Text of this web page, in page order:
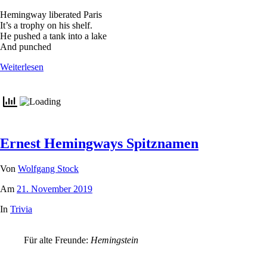
Hemingway liberated Paris
It’s a trophy on his shelf.
He pushed a tank into a lake
And punched
Weiterlesen
Ernest Hemingways Spitznamen
Von Wolfgang Stock
Am 21. November 2019
In Trivia
Für alte Freunde: Hemingstein